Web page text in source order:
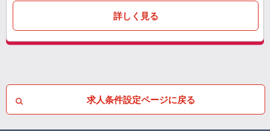
詳しく見る
求人条件設定ページに戻る